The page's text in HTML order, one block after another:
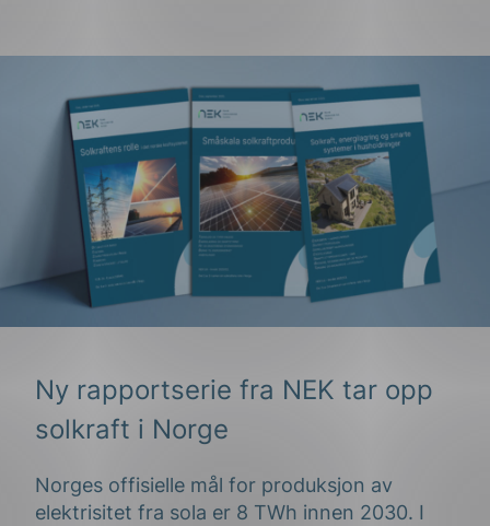
Ny rapportserie fra NEK tar opp
solkraft i Norge
Norges offisielle mål for produksjon av
elektrisitet fra sola er 8 TWh innen 2030. I